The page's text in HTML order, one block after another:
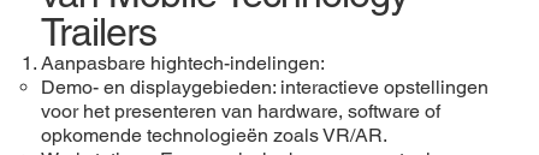
Trailers
Aanpasbare hightech-indelingen:
Demo- en displaygebieden: interactieve opstellingen
voor het presenteren van hardware, software of
opkomende technologieën zoals VR/AR.